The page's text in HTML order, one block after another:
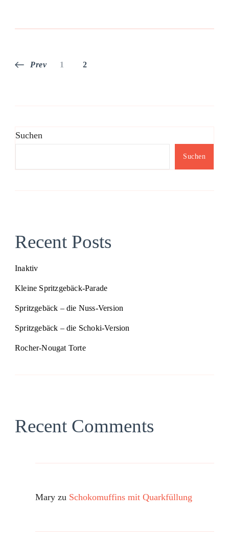
Seitennummerierung
Prev Page
1 Page
2
Suchen
Suchen
Recent Posts
Inaktiv
Kleine Spritzgebäck-Parade
Spritzgebäck – die Nuss-Version
Spritzgebäck – die Schoki-Version
Rocher-Nougat Torte
Recent Comments
Mary zu Schokomuffins mit Quarkfüllung